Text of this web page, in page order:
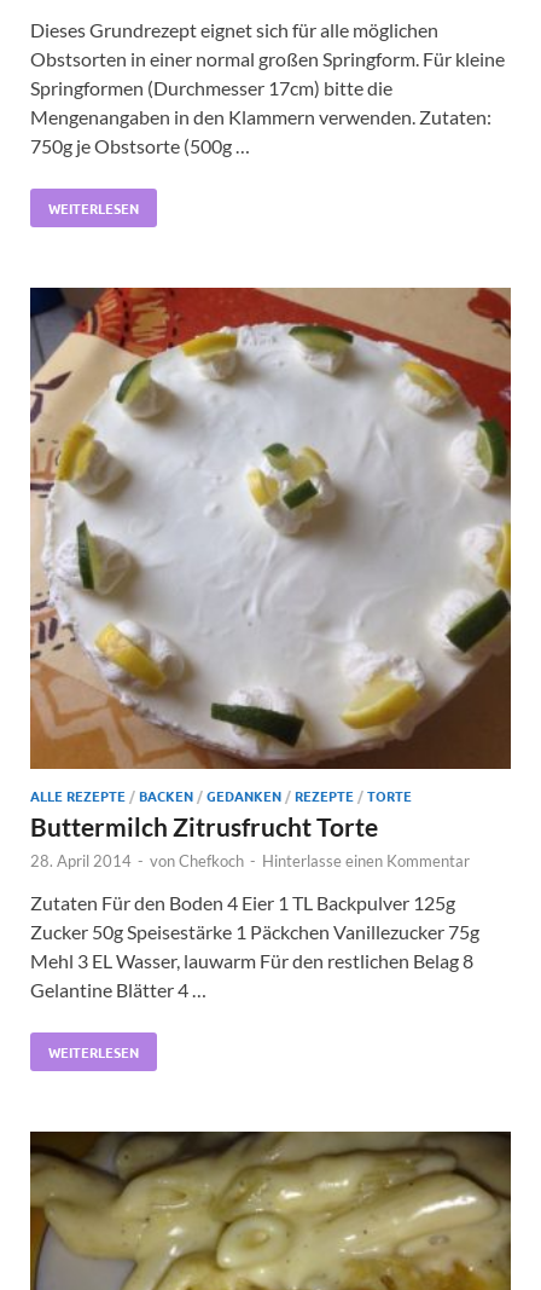
Dieses Grundrezept eignet sich für alle möglichen
Obstsorten in einer normal großen Springform. Für kleine
Springformen (Durchmesser 17cm) bitte die
Mengenangaben in den Klammern verwenden. Zutaten:
750g je Obstsorte (500g …
WEITERLESEN
ALLE REZEPTE/BACKEN/GEDANKEN/REZEPTE/TORTE
Buttermilch Zitrusfrucht Torte
28. April 2014 - vonChefkoch - Hinterlasse einen Kommentar
Zutaten Für den Boden 4 Eier 1 TL Backpulver 125g
Zucker 50g Speisestärke 1 Päckchen Vanillezucker 75g
Mehl 3 EL Wasser, lauwarm Für den restlichen Belag 8
Gelantine Blätter 4 …
WEITERLESEN